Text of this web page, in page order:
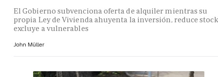
El Gobierno subvenciona oferta de alquiler mientras su
propia Ley de Vivienda ahuyenta la inversión, reduce
excluye a vulnerables
John Müller